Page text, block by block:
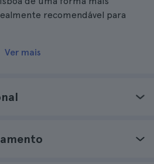
recomendável para
Ver mais